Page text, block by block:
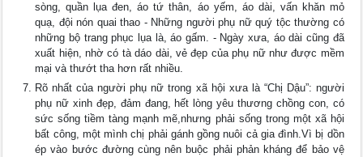
sòng, quần lụa đen, áo tứ thân, áo yếm, áo dài, vấn khăn mỏ
quạ, đội nón quai thao - Những người phụ nữ quý tộc thường có
những bộ trang phục lụa là, áo gấm. - Ngày xưa, áo dài cũng đã
xuất hiện, nhờ có tà dáo dài, vẻ đẹp của phụ nữ như được mềm
mại và thướt tha hơn rất nhiều.
Rõ nhất của người phụ nữ trong xã hội xưa là “Chị Dậu”: người
phụ nữ xinh đẹp, đảm đang, hết lòng yêu thương chồng con, có
sức sống tiềm tàng mạnh mẽ,nhưng phải sống trong một xã hội
bất công, một mình chị phải gánh gồng nuôi cả gia đình.Vì bị dồn
ép vào bước đường cùng nên buộc phải phản kháng để bảo vệ